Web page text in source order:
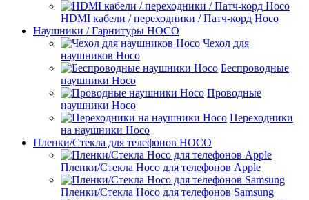
HDMI кабели / переходники / Патч-корд Hoco
Наушники / Гарнитуры HOCO
Чехол для
наушников Hoco
Беспроводные
наушники Hoco
Проводные
наушники Hoco
Переходники
на наушники Hoco
Пленки/Стекла для телефонов HOCO
Пленки/Стекла Hoco для телефонов Apple
Пленки/Стекла Hoco для телефонов Samsung